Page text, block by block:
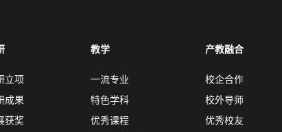
立项
成果
获奖
教学
一流专业
特色学科
优秀课程
产教融合
校企合作
校外导师
优秀校友